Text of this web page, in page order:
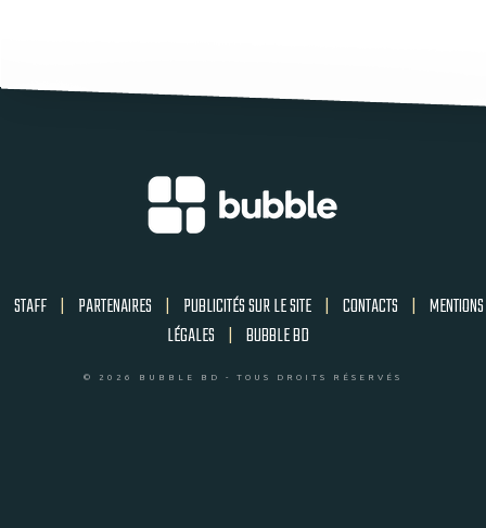
STAFF | PARTENAIRES | PUBLICITÉS SUR LE SITE | CONTACTS | MENTIONS
LÉGALES | BUBBLE BD
© 2026 BUBBLE BD - TOUS DROITS RÉSERVÉS